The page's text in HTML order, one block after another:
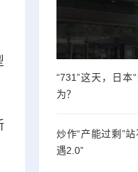
“731”这天，日本
为？
炒作“产能过剩”
遇2.0”